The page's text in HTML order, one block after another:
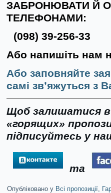
ЗАБРОНЮВАТИ Й
ТЕЛЕФОНАМИ:
(098) 39-256-33
Або напишіть нам
Або заповняйте
самі зв’яжуться з
Щоб залишатися в
«горящих»
підписуйтесь у
та
Опубліковано у Всі пропозиції,